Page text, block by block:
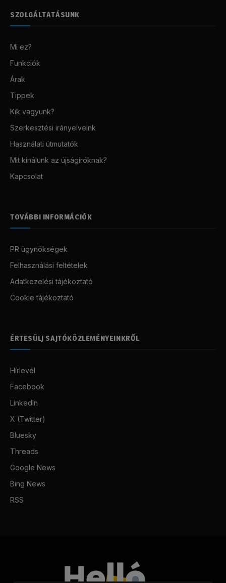
SZOLGÁLTATÁSUNK
Mi ez?
Funkciók
Árak
Tippek
Kik vagyunk?
Szerkesztési irányelveink
Használati útmutatók
Mit kínálunk az újságíróknak?
Kapcsolat
TOVÁBBI INFORMÁCIÓK
PR ügynökségek
Felhasználási feltételek
Adatkezelési tájékoztató
Cookie tájékoztató
ÉRTESÜLJ SAJTÓKÖZLEMÉNYEINKRŐL
Hírlevél
Facebook
LinkedIn
X (Twitter)
Bluesky
Threads
Google News
Bing News
RSS